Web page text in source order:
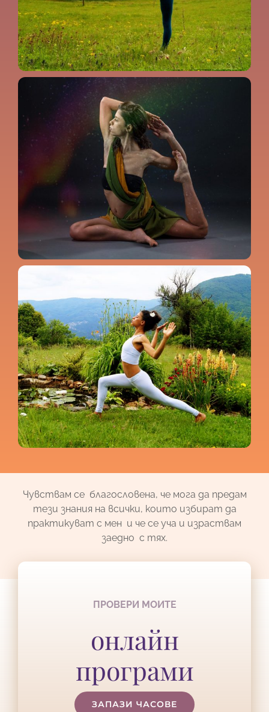
Чувствам се благословена, че мога да предам
тези знания на всички, които избират да
практикуват с мен и че се уча и израствам
заедно с тях.
ПРОВЕРИ МОИТЕ
онлайн
програми
ЗАПАЗИ ЧАСОВЕ